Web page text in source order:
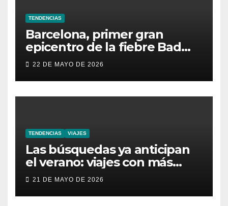
TENDENCIAS
Barcelona, primer gran
epicentro de la fiebre Bad
Bunny en España
22 DE MAYO DE 2026
TENDENCIAS VIAJES
Las búsquedas ya anticipan
el verano: viajes con más
aventura, moda inesperada y
nuevas obsesiones virales
21 DE MAYO DE 2026